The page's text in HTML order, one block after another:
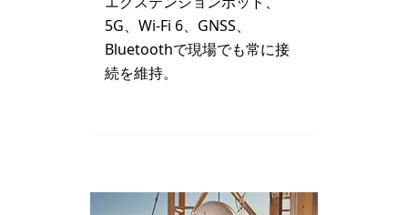
5G、Wi-Fi 6、GNSS、
Bluetoothで現場でも常に接
続を維持。